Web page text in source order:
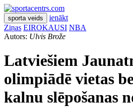
sporta veids
ienākt
Ziņas EIROKAUSI NBA
Autors: Ulvis Brože
Latviešiem
olimpiādē vietas
kalnu slēpošanas